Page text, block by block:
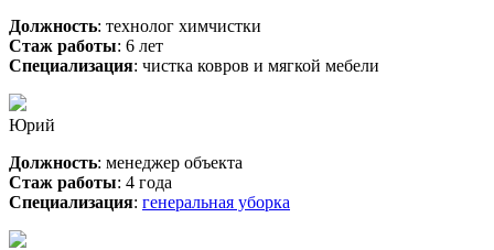
Должность: технолог химчистки
Стаж работы: 6 лет
Специализация: чистка ковров и мягкой мебели
Юрий
Должность: менеджер объекта
Стаж работы: 4 года
Специализация: генеральная уборка